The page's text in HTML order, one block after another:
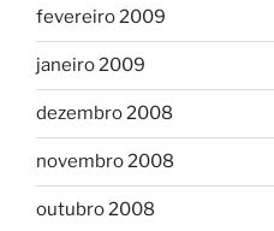
fevereiro 2009
janeiro 2009
dezembro 2008
novembro 2008
outubro 2008